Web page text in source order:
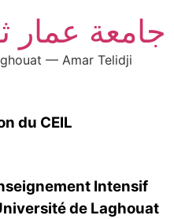
جامعة عمار
— Amar Telidji
du CEIL
Intensif
de Laghouat